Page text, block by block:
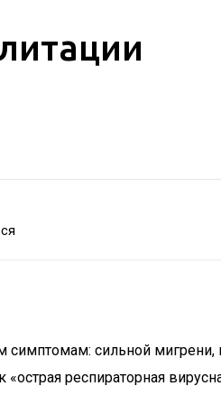
сильной мигрени,
респираторная